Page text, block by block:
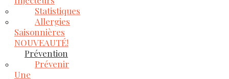
Statistiques
Allergies
Saisonnières
NOUVEAUTÉ!
Prévention
Prévenir
Une